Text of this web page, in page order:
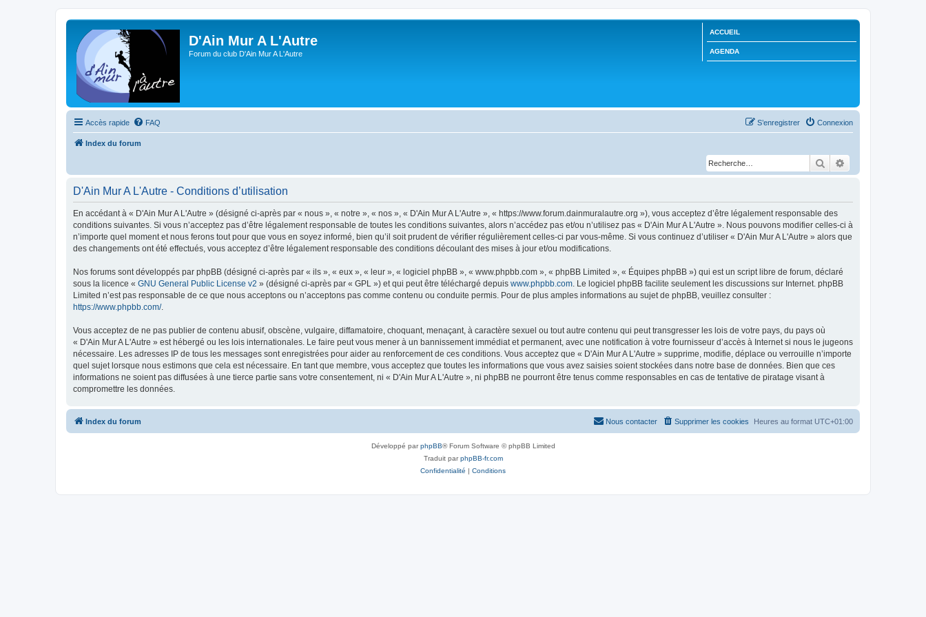
D'Ain Mur A L'Autre
Forum du club D'Ain Mur A L'Autre
ACCUEIL
AGENDA
Accès rapide FAQ Connexion
S’enregistrer
Index du forum
Rechercher
D'Ain Mur A L'Autre - Conditions d’utilisation
En accédant à « D'Ain Mur A L'Autre » (désigné ci-après par « nous », « notre », « nos », « D'Ain Mur A L'Autre », « https://www.forum.dainmuralautre.org »), vous acceptez d’être légalement responsable des
conditions suivantes. Si vous n’acceptez pas d’être légalement responsable de toutes les conditions suivantes, alors n’accédez pas et/ou n’utilisez pas « D'Ain Mur A L'Autre ». Nous pouvons modifier celles-ci à
n’importe quel moment et nous ferons tout pour que vous en soyez informé, bien qu’il soit prudent de vérifier régulièrement celles-ci par vous-même. Si vous continuez d’utiliser « D'Ain Mur A L'Autre » alors que
des changements ont été effectués, vous acceptez d’être légalement responsable des conditions découlant des mises à jour et/ou modifications.
Nos forums sont développés par phpBB (désigné ci-après par « ils », « eux », « leur », « logiciel phpBB », « www.phpbb.com », « phpBB Limited », « Équipes phpBB ») qui est un script libre de forum, déclaré
sous la licence « GNU General Public License v2 » (désigné ci-après par « GPL ») et qui peut être téléchargé depuis www.phpbb.com. Le logiciel phpBB facilite seulement les discussions sur Internet. phpBB
Limited n’est pas responsable de ce que nous acceptons ou n’acceptons pas comme contenu ou conduite permis. Pour de plus amples informations au sujet de phpBB, veuillez consulter :
https://www.phpbb.com/.
Vous acceptez de ne pas publier de contenu abusif, obscène, vulgaire, diffamatoire, choquant, menaçant, à caractère sexuel ou tout autre contenu qui peut transgresser les lois de votre pays, du pays où
« D'Ain Mur A L'Autre » est hébergé ou les lois internationales. Le faire peut vous mener à un bannissement immédiat et permanent, avec une notification à votre fournisseur d’accès à Internet si nous le jugeons
nécessaire. Les adresses IP de tous les messages sont enregistrées pour aider au renforcement de ces conditions. Vous acceptez que « D'Ain Mur A L'Autre » supprime, modifie, déplace ou verrouille n’importe
quel sujet lorsque nous estimons que cela est nécessaire. En tant que membre, vous acceptez que toutes les informations que vous avez saisies soient stockées dans notre base de données. Bien que ces
informations ne soient pas diffusées à une tierce partie sans votre consentement, ni « D'Ain Mur A L'Autre », ni phpBB ne pourront être tenus comme responsables en cas de tentative de piratage visant à
compromettre les données.
Index du forum Heures au format UTC+01:00
Supprimer les cookies
Nous contacter
Développé parphpBB® Forum Software © phpBB Limited
Traduit parphpBB-fr.com
Confidentialité | Conditions